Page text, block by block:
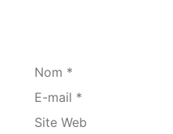
Nom *
E-mail *
Site Web